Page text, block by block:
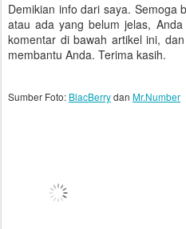
Demikian info dari saya. Semoga
atau ada yang belum jelas,
komentar di bawah artikel ini,
membantu Anda. Terima kasih.
Sumber Foto: BlacBerrydan Mr.Number